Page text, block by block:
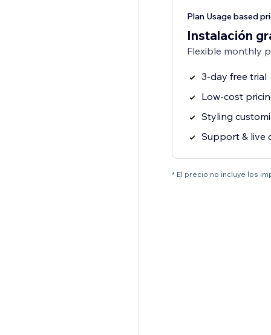
Plan Usage based
Instalación
Flexible monthly
3-day free trial
Low-cost
Styling
Support & live
* El precio no incluye los